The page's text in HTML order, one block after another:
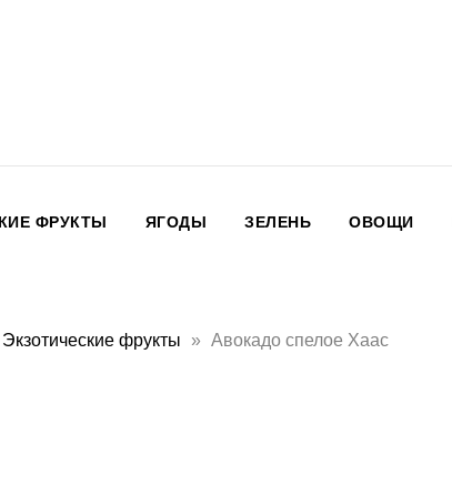
ФРУКТЫ ЯГОДЫ ЗЕЛЕНЬ ОВОЩИ
Экзотические фрукты Авокадо спелое Хаас